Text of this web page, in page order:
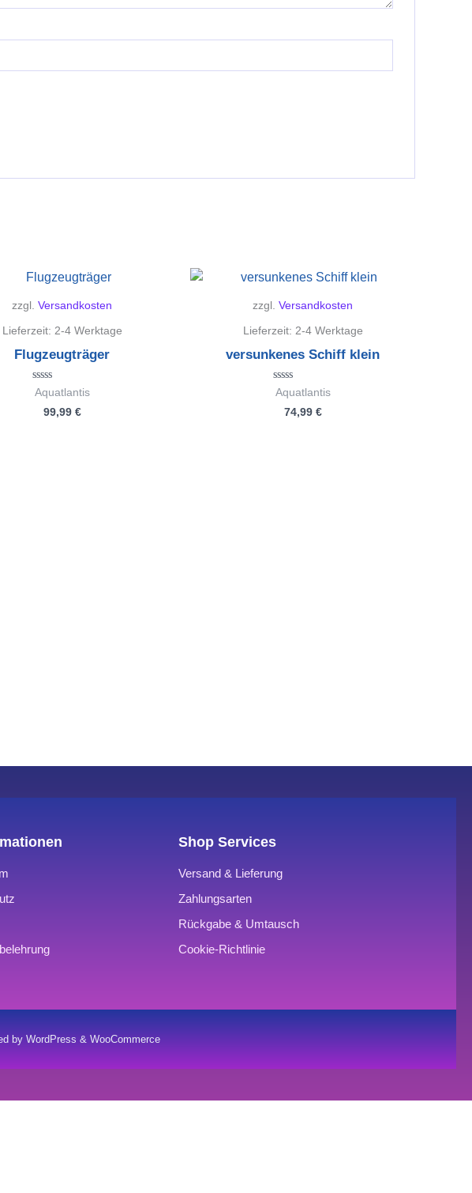
zzgl. Versandkosten
Lieferzeit: 2-4 Werktage
Flugzeugträger
Bewertet
mit
Aquatlantis
99,99 €
zzgl. Versandkosten
Lieferzeit: 2-4 Werktage
versunkenes Schiff klein
Bewertet
mit
Aquatlantis
74,99 €
Shop Services
Versand & Lieferung
Zahlungsarten
Rückgabe & Umtausch
Cookie-Richtlinie
by WordPress & WooCommerce